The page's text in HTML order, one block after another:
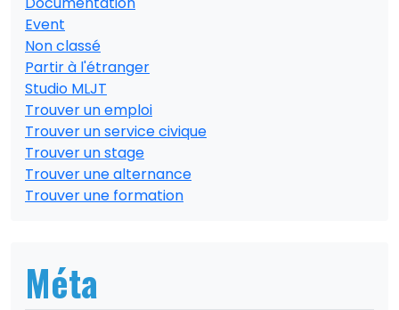
Event
Non classé
Partir à l'étranger
Studio MLJT
Trouver un emploi
Trouver un service civique
Trouver un stage
Trouver une alternance
Trouver une formation
Méta